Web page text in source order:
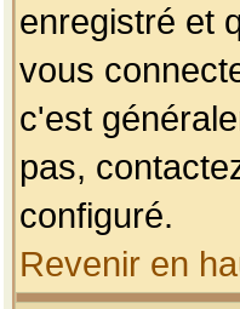
enregistré et
vous
c'est
pas,
configuré.
Revenir en